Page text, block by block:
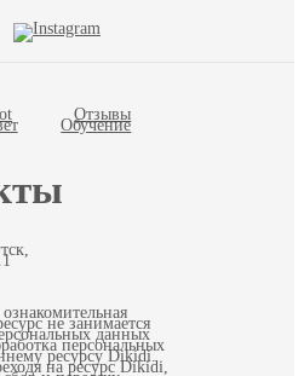
Отзывы
Обучение
не занимается
данных
персональных
ресурсу Dikidi.
на ресурс Dikidi,